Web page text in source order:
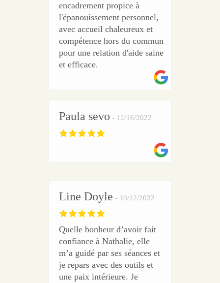
encadrement propice à
l'épanouissement personnel,
avec accueil chaleureux et
compétence hors du commun
pour une relation d'aide saine
et efficace.
Paula sevo 12/16/2022
Line Doyle 10/12/2022
Quelle bonheur d’avoir fait
confiance à Nathalie, elle
m’a guidé par ses séances et
je repars avec des outils et
une paix intérieure. Je